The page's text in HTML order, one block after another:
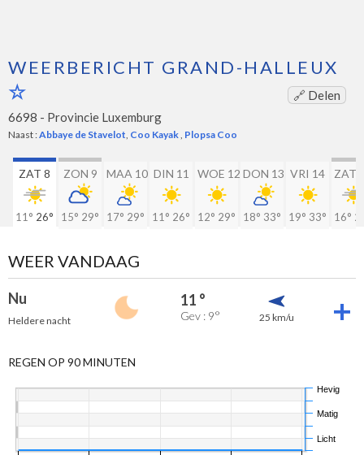
WEERBERICHT GRAND-HALLEUX
🔗 Delen
6698 - Provincie Luxemburg
Naast :Abbaye de Stavelot, Coo Kayak, Plopsa Coo
ZAT 8
11° 26°
ZON 9
15° 29°
MAA 10
17° 29°
DIN 11
11° 26°
WOE 12
12° 29°
DON 13
18° 33°
VRI 14
19° 33°
ZAT
16°
WEER VANDAAG
Nu
Heldere nacht
11 °
Gev : 9° 25 km/u
REGEN OP 90 MINUTEN
Licht
Matig
Hevig